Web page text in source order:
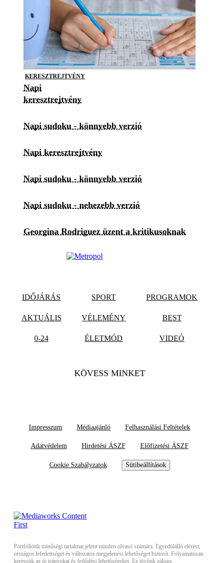
KERESZTREJTVÉNY
Napi
keresztrejtvény
Napi sudoku - könnyebb verzió
Napi keresztrejtvény
Napi sudoku - könnyebb verzió
Napi sudoku - nehezebb verzió
Georgina Rodriguez üzent a kritikusoknak
IDŐJÁRÁS SPORT PROGRAMOK
AKTUÁLIS VÉLEMÉNY BEST
0-24 ÉLETMÓD VIDEÓ
KÖVESS MINKET
Impresszum Médiaajánló Felhasználási Feltételek
Adatvédelem Hirdetési ÁSZF Előfizetési ÁSZF
Cookie Szabályzatok Sütibeállítások
Portfóliónk minőségi tartalmat jelent minden olvasó számára. Egyedülálló elérést,
országos lefedettséget és változatos megjelenési lehetőséget biztosít. Folyamatosan
keressük az új irányokat és fejlődési lehetőségeket. Ez jövőnk záloga.